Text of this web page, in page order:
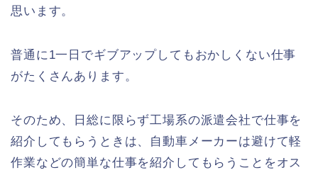
思います。
普通に1一日でギブアップしてもおかしくない仕事
がたくさんあります。
そのため、日総に限らず工場系の派遣会社で仕事を
紹介してもらうときは、自動車メーカーは避けて軽
作業などの簡単な仕事を紹介してもらうことをオス